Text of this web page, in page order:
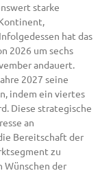
starke
hat das
2026 um sechs
andauert.
2027 seine
indem ein viertes
Diese strategische
an
Bereitschaft der
zu
Wünschen der